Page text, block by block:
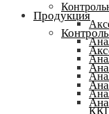
Продукция